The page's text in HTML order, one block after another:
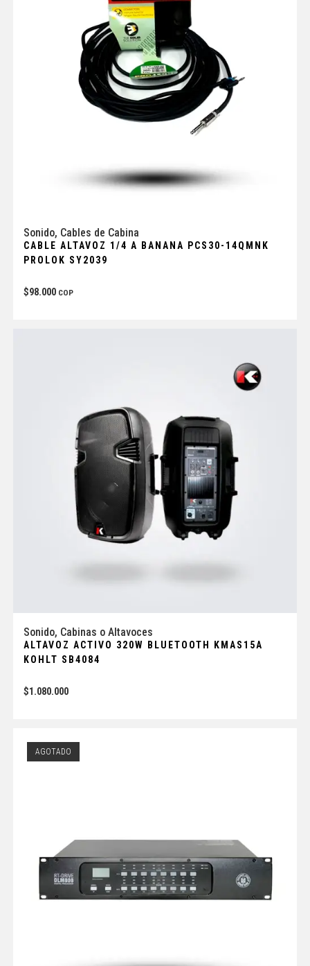
Sonido, Cables de Cabina
CABLE ALTAVOZ 1/4 A BANANA PCS30-14QMNK
PROLOK SY2039
$98.000 COP
Sonido, Cabinas o Altavoces
ALTAVOZ ACTIVO 320W BLUETOOTH KMAS15A
KOHLT SB4084
$1.080.000
AGOTADO